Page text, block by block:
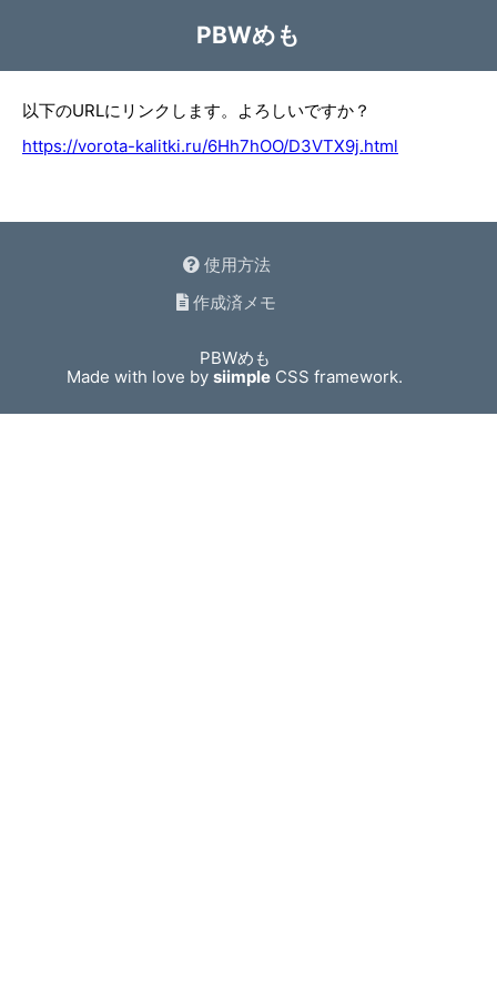
PBWめも
以下のURLにリンクします。よろしいですか？
https://vorota-kalitki.ru/6Hh7hOO/D3VTX9j.html
使用方法
作成済メモ
PBWめも
Made with love bysiimple CSS framework.